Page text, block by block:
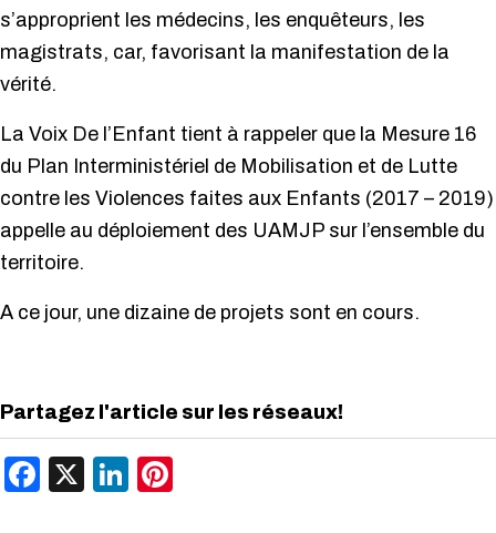
s’approprient les médecins, les enquêteurs, les
magistrats, car, favorisant la manifestation de la
vérité.
La Voix De l’Enfant tient à rappeler que la Mesure 16
du Plan Interministériel de Mobilisation et de Lutte
contre les Violences faites aux Enfants (2017 – 2019)
appelle au déploiement des UAMJP sur l’ensemble du
territoire.
A ce jour, une dizaine de projets sont en cours.
Partagez l'article sur les réseaux!
Facebook
X LinkedIn